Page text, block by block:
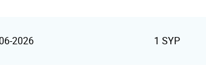
2026 1 SYP